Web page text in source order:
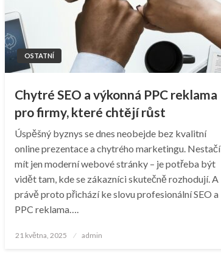
OSTATNÍ
Chytré SEO a výkonná PPC reklama
pro firmy, které chtějí růst
Úspěšný byznys se dnes neobejde bez kvalitní
online prezentace a chytrého marketingu. Nestačí
mít jen moderní webové stránky – je potřeba být
vidět tam, kde se zákazníci skutečně rozhodují. A
právě proto přichází ke slovu profesionální SEO a
PPC reklama….
Posted
21 května, 2025 admin